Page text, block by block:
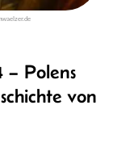
– Polens
von